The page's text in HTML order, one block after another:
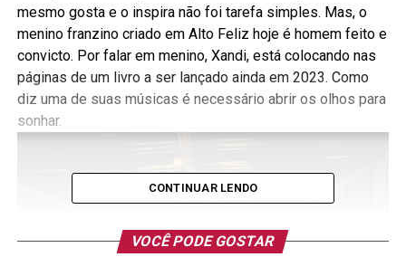
mesmo gosta e o inspira não foi tarefa simples. Mas, o
menino franzino criado em Alto Feliz hoje é homem feito e
convicto. Por falar em menino, Xandi, está colocando nas
páginas de um livro a ser lançado ainda em 2023. Como
diz uma de suas músicas é necessário abrir os olhos para
sonhar.
CONTINUAR LENDO
VOCÊ PODE GOSTAR